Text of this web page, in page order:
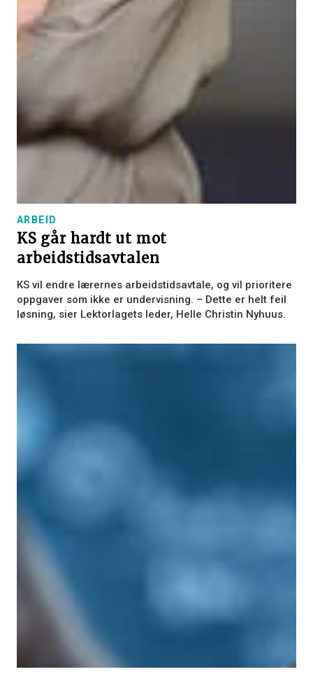
ARBEID
KS går hardt ut mot
arbeidstidsavtalen
KS vil endre lærernes arbeidstidsavtale, og vil prioritere
oppgaver som ikke er undervisning. – Dette er helt feil
løsning, sier Lektorlagets leder, Helle Christin Nyhuus.